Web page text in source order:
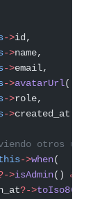
->id,
->name,
->email,
->avatarUrl(),
->role,
->created_at
otros
->when(
>isAdmin() &&
?->